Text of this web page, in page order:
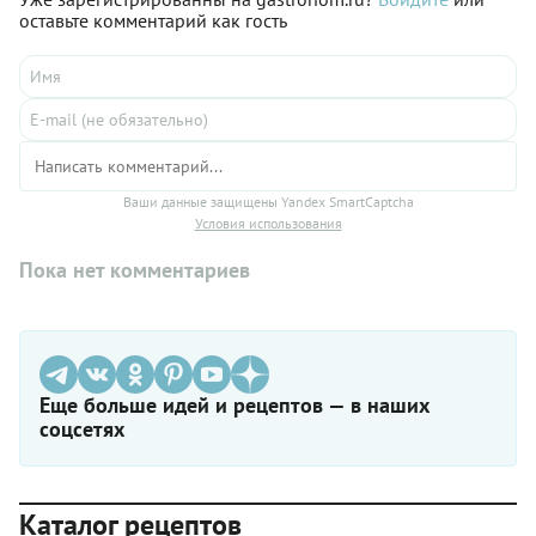
«на атомы» и составили для вас четкую инструкцию ее
приготовления.
оставьте комментарий как гость
Ваши данные защищены Yandex SmartCaptcha
Условия использования
Пока нет комментариев
Еще больше идей и рецептов — в наших
соцсетях
Каталог рецептов